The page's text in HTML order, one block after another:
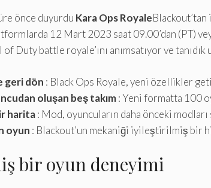
önce duyurdu Kara Ops Royale
12 Mart 2023 saat 09.00’dan (PT)
Duty battle royale’ını anımsatıyor ve
geri dön : Black Ops Royale, yeni özellikler
oluşan beş takım: Yeni formatta 100
harita: Mod, oyuncuların daha önceki
oyun : Blackout’un mekaniği iyileştirilmiş bir
bir oyun deneyimi